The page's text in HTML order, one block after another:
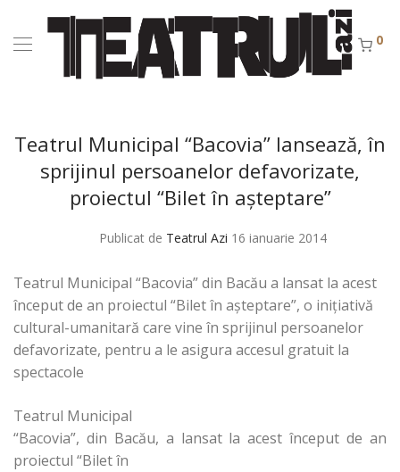
0
Teatrul Municipal “Bacovia” lansează, în
sprijinul persoanelor defavorizate,
proiectul “Bilet în aşteptare”
Publicat de Teatrul Azi 16 ianuarie 2014
Teatrul Municipal “Bacovia” din Bacău a lansat la acest
început de an proiectul “Bilet în aşteptare”, o iniţiativă
cultural-umanitară care vine în sprijinul persoanelor
defavorizate, pentru a le asigura accesul gratuit la
spectacole
Teatrul Municipal
“Bacovia”, din Bacău, a lansat la acest început de an
proiectul “Bilet în